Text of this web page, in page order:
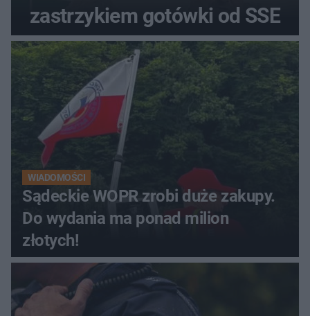
zastrzykiem gotówki od SSE
WIADOMOŚCI
Sądeckie WOPR zrobi duże zakupy.
Do wydania ma ponad milion
złotych!